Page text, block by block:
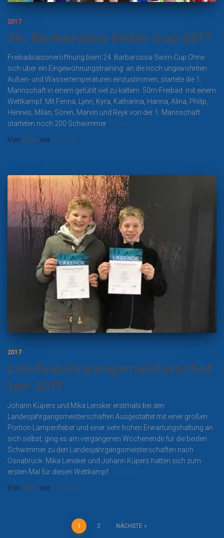
2017
24. Barbarossa-Swim-Cup 2017
Freibadsaisoneröffnung beim 24. Barbarossa-Swim-Cup Ohne
sich über ein Eingewöhnungstraining an die noch ungewohnten
Außen- und Wassertemperaturen einzustimmen, startete die 1.
Mannschaft in einem gefühlt viel zu kaltem 50m-Freibad mit einem
Wettkampf. Mit Fenna, Lynn, Kyra, Katharina, Hanna, Alina, Philip,
Hennes, Milan, Sören, Marvin und Reyk von der 1. Mannschaft
starteten noch 200 Schwimmer
Von Tina, vor 7 Jahren
2017
Landesjahrgangsmeisterschaf
ten 2017
Johann Küpers und Mika Lensker erstmals bei den
Landesjahrgangsmeisterschaften Ausgestattet mit einer großen
Portion Lampenfieber und einer sehr hohen Erwartungshaltung an
sich selbst, ging es am vergangenen Wochenende für die beiden
Schwimmer zu den Landesjahrgangsmeisterschaften nach
Osnabrück. Mika Lensker und Johann Küpers hatten sich zum
ersten Mal für diesen Wettkampf
Von Tina , vor 7 Jahren
Seitennummerierung
1 2 NÄCHSTE